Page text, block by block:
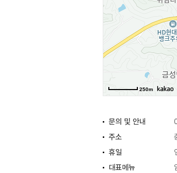
250m
문의 및 안내
주소
휴일
대표메뉴